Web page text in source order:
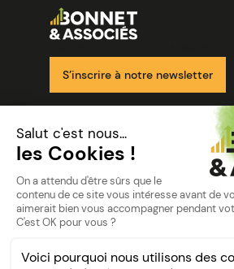
Image
S’inscrire à notre newsletter
Nos solutions
Nos cabinets
Mon espace client
Politique